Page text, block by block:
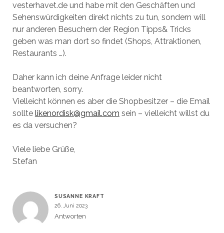
vesterhavet.de und habe mit den Geschäften und
Sehenswürdigkeiten direkt nichts zu tun, sondern will
nur anderen Besuchern der Region Tipps& Tricks
geben was man dort so findet (Shops, Attraktionen,
Restaurants …).
Daher kann ich deine Anfrage leider nicht
beantworten, sorry.
Vielleicht können es aber die Shopbesitzer – die Email
sollte likenordisk@gmail.com sein – vielleicht willst du
es da versuchen?
Viele liebe Grüße,
Stefan
SUSANNE KRAFT
26. Juni 2023
Antworten